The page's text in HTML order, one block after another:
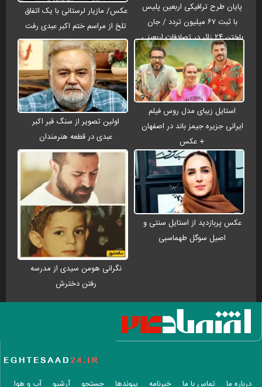
پایان طرح ترافیکی اربعین پلیس
با ثبت ۶۷ میلیون تردد / جان
باختن ۲۴ زائر در تصادفات اربعینی
عکس/ مازیار لرستانی با یک اتفاق
تلخ از مراسم ختم اکبر عبدی رفت
استایل زیبای مدل روس فیلم
ایرانی جزیره جیمز باند در اصفهان
+ عکس
اولین تصویر از سنگ قبر اکبر
عبدی در قطعه هنرمندان
عکس پربازدید از استایل سنتی و
اصیل سوگل طهماسبی
نگرانی هومن سیدی از مدرسه
رفتن دخترش
درباره ما تماس با ما خبرنامه پیوندها جستجو آرشیو آب و هوا